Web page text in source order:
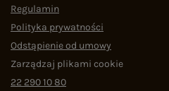
Regulamin
Polityka prywatności
Odstąpienie od umowy
Zarządzaj plikami cookie
22 290 10 80